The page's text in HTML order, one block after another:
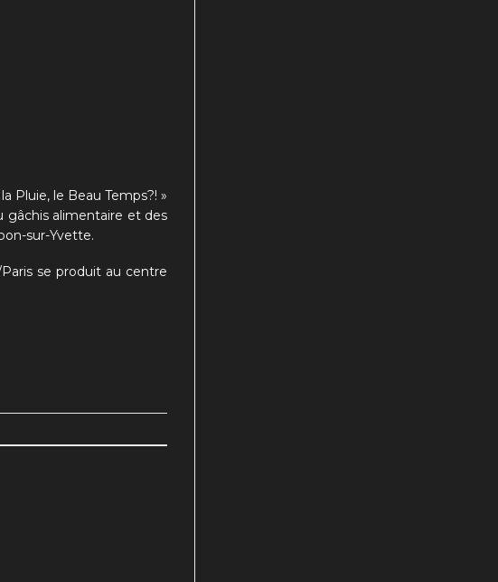
Pluie, le Beau Temps?! »
gâchis alimentaire et des
sur-Yvette.
se produit au centre